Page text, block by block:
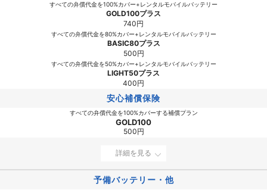
すべての弁償代金を100%カバー+レンタルモバイルバッテリー
GOLD100プラス
740円
すべての弁償代金を80%カバー+レンタルモバイルバッテリー
BASIC80プラス
500円
すべての弁償代金を50%カバー+レンタルモバイルバッテリー
LIGHT50プラス
400円
安心補償保険
すべての弁償代金を100%カバーする補償プラン
GOLD100
500円
詳細を見る
予備バッテリー・他